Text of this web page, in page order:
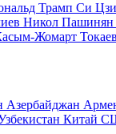
Трамп Си
Никол Пашинян
Жомарт Токаев
Азербайджан
Китай